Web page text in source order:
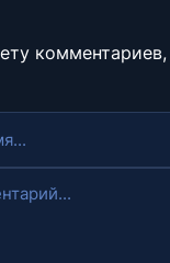
комментариев,